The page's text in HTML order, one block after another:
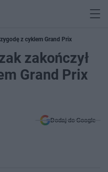
z cyklem Grand Prix
zakończył
Grand Prix
Dodaj do Google